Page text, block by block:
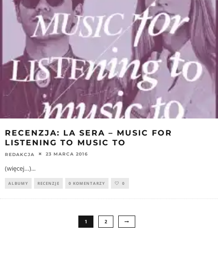
RECENZJA: LA SERA – MUSIC FOR
LISTENING TO MUSIC TO
REDAKCJA 23 MARCA 2016
(więcej…)...
ALBUMY RECENZJE 0 KOMENTARZY 0
1 2